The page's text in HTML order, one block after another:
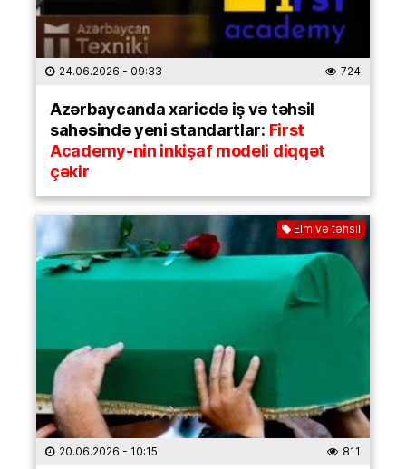
24.06.2026 - 09:33 724
Azərbaycanda xaricdə iş və təhsil
sahəsində yeni standartlar: First
Academy-nin inkişaf modeli diqqət
çəkir
Elm və təhsil
20.06.2026 - 10:15 811